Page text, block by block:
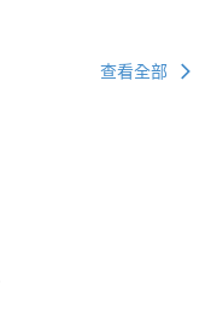
查看全部